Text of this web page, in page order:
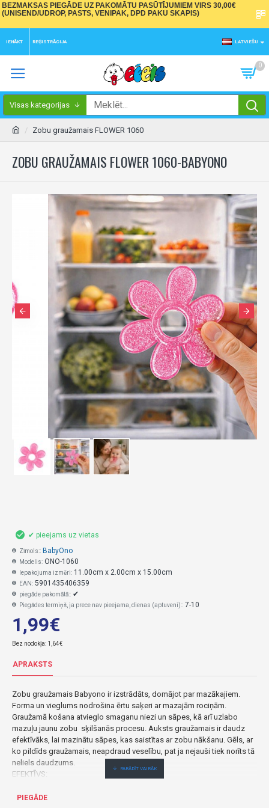
BEZMAKSAS PIEGĀDE UZ PAKOMĀTU PASŪTĪJUMIEM VIRS 30,00€
(UNISEND/UDROP, PASTS, VENIPAK, DPD PAKU SKAPIS)
IENĀKT REĢISTRĀCIJA LATVIEŠU
0
Visas kategorijas
Zobu graužamais FLOWER 1060
ZOBU GRAUŽAMAIS FLOWER 1060-BABYONO
1,99€
Bez nodokļa: 1,64€
✔ pieejams uz vietas
Zīmols:: BabyOno
Modelis: ONO-1060
Iepakojuma izmēri: 11.00cm x 2.00cm x 15.00cm
EAN: 5901435406359
piegāde pakomātā:: ✔
Piegādes termiņš, ja prece nav pieejama, dienas (aptuveni):: 7-10
APRAKSTS
Zobu graužamais Babyono ir izstrādāts, domājot par mazākajiem.
Forma un vieglums nodrošina ērtu saķeri ar mazajām rociņām.
Graužamā košana atvieglo smaganu niezi un sāpes, kā arī uzlabo
mazuļu jaunu zobu sķilšanās procesu. Auksts graužamais ir daudz
efektīvāks, lai mazinātu sāpes, kas saistītas ar zobu nākšanu. Gēls, ar
ko pildīds graužamais, neapdraud veselību, pat ja nejauši tiek norīts tā
neliels daudzums.
EFEKTĪVS:
efektīvāk mazina smaganu sāpes
PIEGĀDE